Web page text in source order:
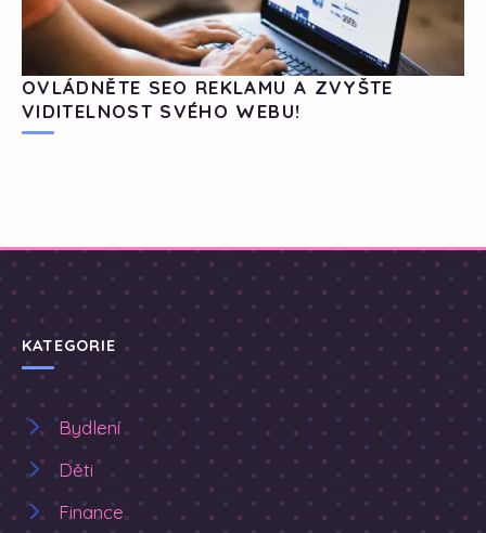
OVLÁDNĚTE SEO REKLAMU A ZVYŠTE
VIDITELNOST SVÉHO WEBU!
KATEGORIE
Bydlení
Děti
Finance